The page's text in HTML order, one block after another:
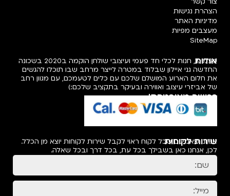
הצהרת נגישות
מדיניות האתר
מעצבים מפיות
SiteMap
אודות
פעמיפו, חנות לכלי חד פעמי ועיצובי שולחן הוקמה ב2020 בשכונה
החדשה גני איילון שבלוד במטרה לייצר מרחב שבו תוכלו להגשים
את חלום הארוע המושלם שלכם עם כלים לטעמכם, עם מגוון רחב
של אביזרי עיצוב ואווירה ובעיקר בתקציב שלכם:)
רכישה מאובטחת!
שירות לקוחות
אנחנו מאמינים שכל לקוח ראוי לקבל שירות לקוחות יוצא מן הכלל.
לכן, אנחנו כאן בשבילך בכל עת, בכל דרך ובכל שאלה.